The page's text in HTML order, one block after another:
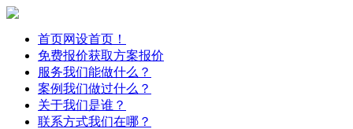
首页网设首页！
免费报价获取方案报价
服务我们能做什么？
案例我们做过什么？
关于我们是谁？
联系方式我们在哪？